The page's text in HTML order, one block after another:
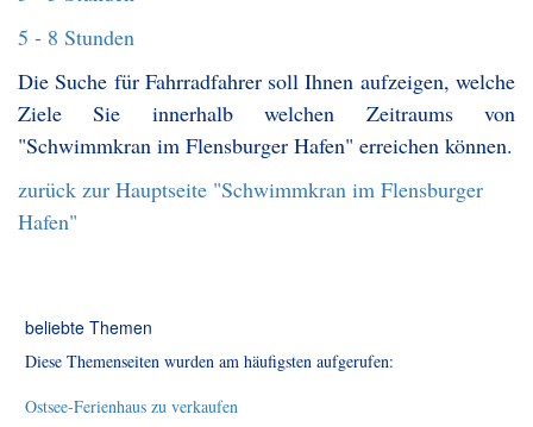
5 - 8 Stunden
Die Suche für Fahrradfahrer soll Ihnen aufzeigen, welche
Ziele Sie innerhalb welchen Zeitraums von
"Schwimmkran im Flensburger Hafen" erreichen können.
zurück zur Hauptseite "Schwimmkran im Flensburger
Hafen"
beliebte Themen
Diese Themenseiten wurden am häufigsten aufgerufen:
Ostsee-Ferienhaus zu verkaufen